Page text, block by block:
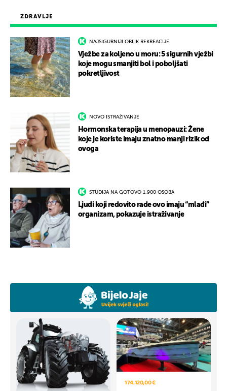
ZDRAVLJE
NAJSIGURNIJI OBLIK REKREACIJE
Vježbe za koljeno u moru: 5 sigurnih vježbi
koje mogu smanjiti bol i poboljšati
pokretljivost
NOVO ISTRAŽIVANJE
Hormonska terapija u menopauzi: Žene
koje je koriste imaju znatno manji rizik od
ovoga
STUDIJA NA GOTOVO 1.900 OSOBA
Ljudi koji redovito rade ovo imaju “mlađi”
organizam, pokazuje istraživanje
174.120,00 €